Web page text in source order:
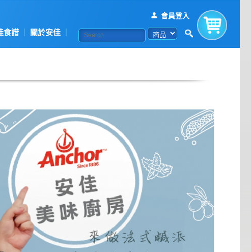
會員登入
食譜 關於安佳